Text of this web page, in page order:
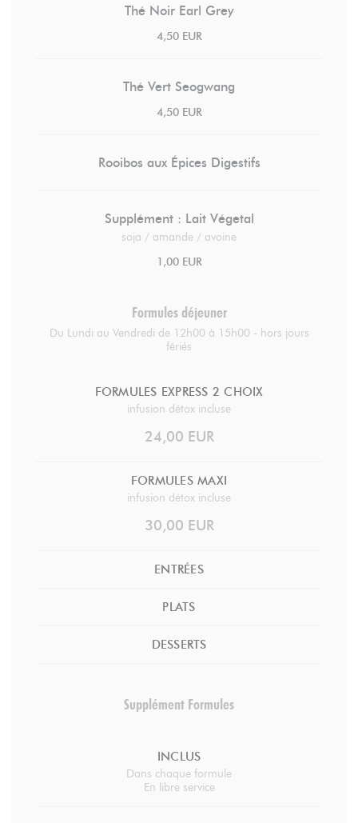
Thé Noir Earl Grey
4,50 EUR
Thé Vert Seogwang
4,50 EUR
Rooibos aux Épices Digestifs
Supplément : Lait Végetal
soja / amande / avoine
1,00 EUR
Formules déjeuner
Du Lundi au Vendredi de 12h00 à 15h00 - hors jours
fériés
FORMULES EXPRESS 2 CHOIX
infusion détox incluse
24,00 EUR
FORMULES MAXI
infusion détox incluse
30,00 EUR
ENTRÉES
PLATS
DESSERTS
Supplément Formules
INCLUS
Dans chaque formule
En libre service